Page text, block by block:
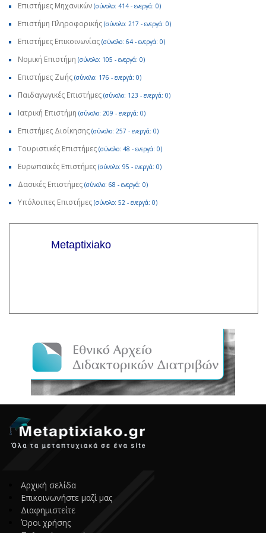
Επιστήμες Μηχανικών (σύνολο: 414 - ενεργά: 0)
Επιστήμη Πληροφορικής (σύνολο: 217 - ενεργά: 0)
Επιστήμες Επικοινωνίας (σύνολο: 64 - ενεργά: 0)
Νομική Επιστήμη (σύνολο: 105 - ενεργά: 0)
Επιστήμες Ζωής (σύνολο: 176 - ενεργά: 0)
Παιδαγωγικές Επιστήμες (σύνολο: 123 - ενεργά: 0)
Ιατρική Επιστήμη (σύνολο: 209 - ενεργά: 0)
Επιστήμες Διοίκησης (σύνολο: 257 - ενεργά: 0)
Τουριστικές Επιστήμες (σύνολο: 48 - ενεργά: 0)
Ευρωπαϊκές Επιστήμες (σύνολο: 95 - ενεργά: 0)
Δασικές Επιστήμες (σύνολο: 68 - ενεργά: 0)
Υπόλοιπες Επιστήμες (σύνολο: 52 - ενεργά: 0)
Αρχική σελίδα
Επικοινωνήστε μαζί μας
Διαφημιστείτε
Όροι χρήσης